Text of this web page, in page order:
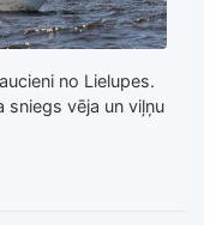
no Lielupes.
sniegs vēja un viļņu